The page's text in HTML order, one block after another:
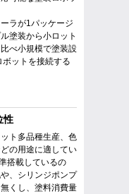
ラが1パッケージ
塗装から小ロット
べ小規模で塗装設
ットを接続する
性
ト多品種生産、色
の用途に適してい
搭載しているの
、シリンジポンプ
くし、塗料消費量